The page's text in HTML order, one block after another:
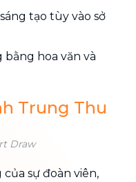
tạo tùy vào sở
hoa văn và
Trung Thu
Draw
sự đoàn viên,